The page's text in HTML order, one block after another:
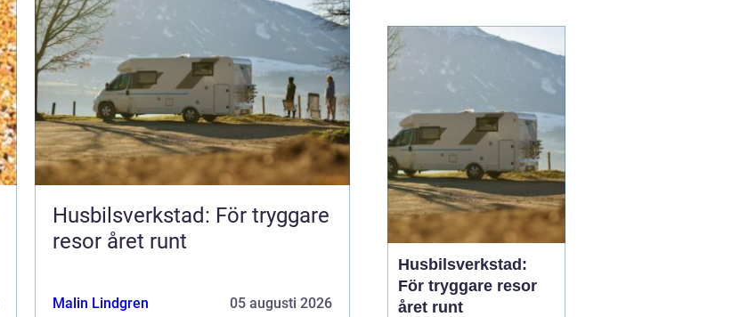
Husbilsverkstad: För tryggare
resor året runt
Malin Lindgren 05 augusti 2026
lättskötta golvlösningar.
I moderna
produktionsmiljöer
behöver golvet vara mer
än bara en slityta. Golvet
ska tåla tung trafi...
Husbilsverkstad:
För tryggare resor
året runt